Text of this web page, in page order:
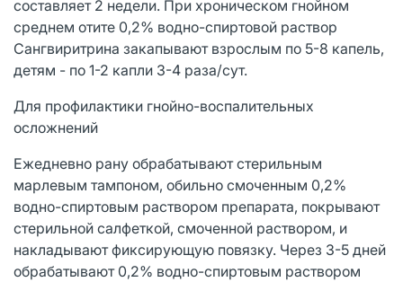
составляет 2 недели. При хроническом гнойном
среднем отите 0,2% водно-спиртовой раствор
Сангвиритрина закапывают взрослым по 5-8 капель,
детям - по 1-2 капли 3-4 раза/сут.
Для профилактики гнойно-воспалительных
осложнений
Ежедневно рану обрабатывают стерильным
марлевым тампоном, обильно смоченным 0,2%
водно-спиртовым раствором препарата, покрывают
стерильной салфеткой, смоченной раствором, и
накладывают фиксирующую повязку. Через 3-5 дней
обрабатывают 0,2% водно-спиртовым раствором